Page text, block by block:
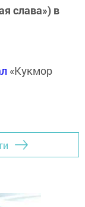
слава») в
«Кукмор